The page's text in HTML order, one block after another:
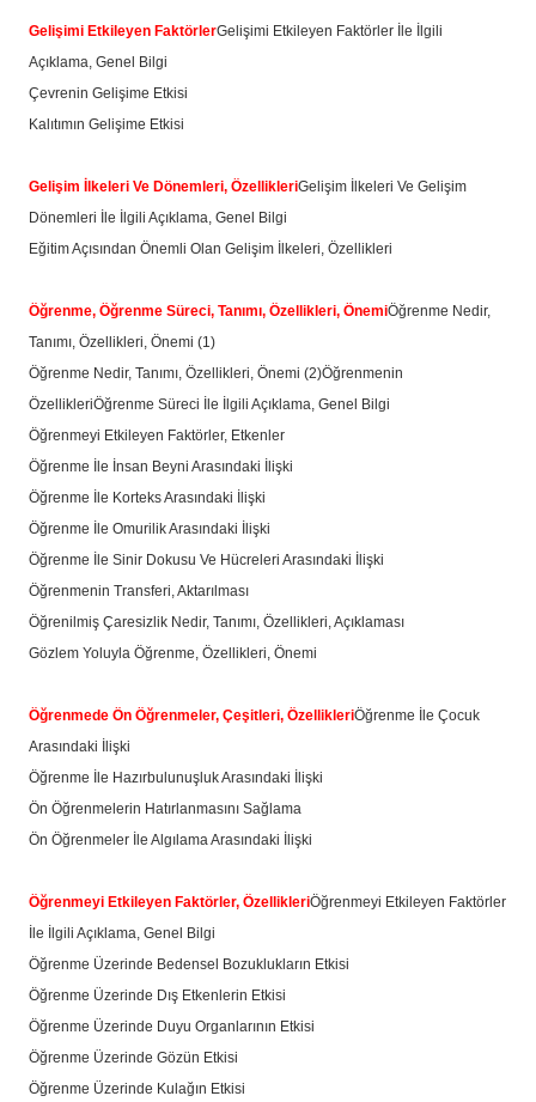
Gelişimi Etkileyen FaktörlerGelişimi Etkileyen Faktörler İle İlgili
Açıklama, Genel Bilgi
Çevrenin Gelişime Etkisi
Kalıtımın Gelişime Etkisi
Gelişim İlkeleri Ve Dönemleri, ÖzellikleriGelişim İlkeleri Ve Gelişim
Dönemleri İle İlgili Açıklama, Genel Bilgi
Eğitim Açısından Önemli Olan Gelişim İlkeleri, Özellikleri
Öğrenme, Öğrenme Süreci, Tanımı, Özellikleri, ÖnemiÖğrenme Nedir,
Tanımı, Özellikleri, Önemi (1)
Öğrenme Nedir, Tanımı, Özellikleri, Önemi (2)Öğrenmenin
ÖzellikleriÖğrenme Süreci İle İlgili Açıklama, Genel Bilgi
Öğrenmeyi Etkileyen Faktörler, Etkenler
Öğrenme İle İnsan Beyni Arasındaki İlişki
Öğrenme İle Korteks Arasındaki İlişki
Öğrenme İle Omurilik Arasındaki İlişki
Öğrenme İle Sinir Dokusu Ve Hücreleri Arasındaki İlişki
Öğrenmenin Transferi, Aktarılması
Öğrenilmiş Çaresizlik Nedir, Tanımı, Özellikleri, Açıklaması
Gözlem Yoluyla Öğrenme, Özellikleri, Önemi
Öğrenmede Ön Öğrenmeler, Çeşitleri, ÖzellikleriÖğrenme İle Çocuk
Arasındaki İlişki
Öğrenme İle Hazırbulunuşluk Arasındaki İlişki
Ön Öğrenmelerin Hatırlanmasını Sağlama
Ön Öğrenmeler İle Algılama Arasındaki İlişki
Öğrenmeyi Etkileyen Faktörler, ÖzellikleriÖğrenmeyi Etkileyen Faktörler
İle İlgili Açıklama, Genel Bilgi
Öğrenme Üzerinde Bedensel Bozuklukların Etkisi
Öğrenme Üzerinde Dış Etkenlerin Etkisi
Öğrenme Üzerinde Duyu Organlarının Etkisi
Öğrenme Üzerinde Gözün Etkisi
Öğrenme Üzerinde Kulağın Etkisi